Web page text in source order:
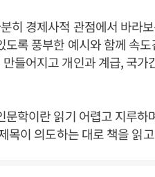
히 경제사적 관점에서 바라
도록 풍부한 예시와 함께 속
들어지고 개인과 계급, 국
문학이란 읽기 어렵고 지루
목이 의도하는 대로 책을 읽